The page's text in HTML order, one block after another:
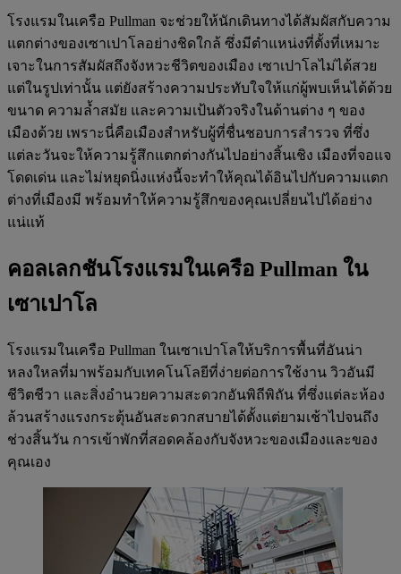
โรงแรมในเครือ Pullman จะช่วยให้นักเดินทางได้สัมผัสกับความ
แตกต่างของเซาเปาโลอย่างชิดใกล้ ซึ่งมีตำแหน่งที่ตั้งที่เหมาะ
เจาะในการสัมผัสถึงจังหวะชีวิตของเมือง เซาเปาโลไม่ได้สวย
แต่ในรูปเท่านั้น แต่ยังสร้างความประทับใจให้แก่ผู้พบเห็นได้ด้วย
ขนาด ความล้ำสมัย และความเป้นตัวจริงในด้านต่าง ๆ ของ
เมืองด้วย เพราะนี่คือเมืองสำหรับผู้ที่ชื่นชอบการสำรวจ ที่ซึ่ง
แต่ละวันจะให้ความรู้สึกแตกต่างกันไปอย่างสิ้นเชิง เมืองที่จอแจ
โดดเด่น และไม่หยุดนิ่งแห่งนี้จะทำให้คุณได้อินไปกับความแตก
ต่างที่เมืองมี พร้อมทำให้ความรู้สึกของคุณเปลี่ยนไปได้อย่าง
แน่แท้
คอลเลกชันโรงแรมในเครือ Pullman ใน
เซาเปาโล
โรงแรมในเครือ Pullman ในเซาเปาโลให้บริการพื้นที่อันน่า
หลงใหลที่มาพร้อมกับเทคโนโลยีที่ง่ายต่อการใช้งาน วิวอันมี
ชีวิตชีวา และสิ่งอำนวยความสะดวกอันพิถีพิถัน ที่ซึ่งแต่ละห้อง
ล้วนสร้างแรงกระตุ้นอันสะดวกสบายได้ตั้งแต่ยามเช้าไปจนถึง
ช่วงสิ้นวัน การเข้าพักที่สอดคล้องกับจังหวะของเมืองและของ
คุณเอง